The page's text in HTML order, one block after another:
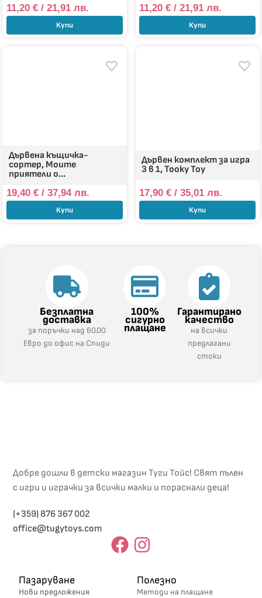
11,20 €/ 21,91 лв.
Купи
11,20 €/ 21,91 лв.
Купи
Дървена къщичка-
сортер, Моите
приятели о...
19,40 €/ 37,94 лв.
Купи
Дървен комплект за игра
3 в 1, Tooky Toy
17,90 €/ 35,01 лв.
Купи
Безплатна
доставка
за поръчки над 60.00
Евро до офис на Спиди
100%
сигурно
плащане
Гарантирано
качество
на всички
предлагани
стоки
Добре дошли в детски магазин Туги Тойс! Свят пълен
с игри и играчки за всички малки и пораснали деца!
(+359) 876 367 002
office@tugytoys.com
Пазаруване
Нови предложения
Полезно
Методи на плащане